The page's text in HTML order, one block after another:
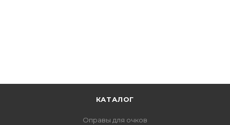
КАТАЛОГ
Оправы для очков